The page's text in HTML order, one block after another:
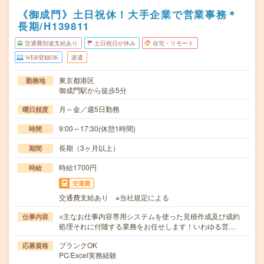
《御成門》土日祝休！大手企業で営業事務＊
長期/H139811
交通費別途支給あり 土日祝日が休み 在宅・リモート
WEB登録OK 派遣
勤務地
東京都港区
御成門駅から徒歩5分
曜日頻度 月～金／週5日勤務
時間 9:00～17:30(休憩1時間)
期間 長期（3ヶ月以上）
時給 時給1700円
交通費
交通費支給あり ※当社規定による
仕事内容
○主なお仕事内容専用システムを使った見積作成及び成約
処理それに付随する業務をお任せします！いわゆる営…
応募資格
ブランクOK
PC/Excel実務経験